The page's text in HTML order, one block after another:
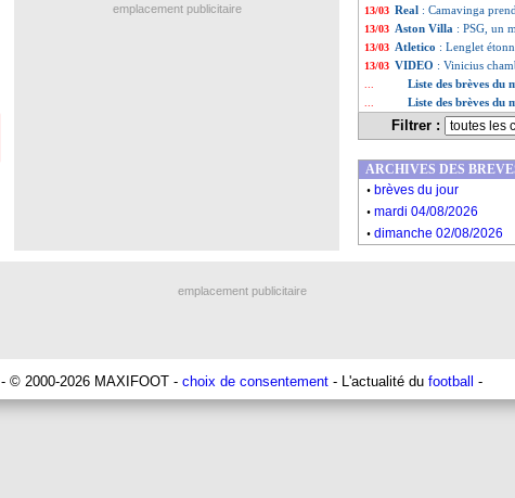
13/03 Real : Camavinga
13/03 Aston Villa : PSG, un
13/03 Atletico : Lenglet
13/03 VIDEO : Vinicius
Liste des brèves du
Liste des brèves du
Filtrer :
emplacement publicitaire
ARCHIVES DES
. brèves du jour
. mardi 04/08/2026
. dimanche 02/08/2026
emplacement publicitaire
- © 2000-2026 MAXIFOOT - choix de consentement - L'actualité du football -